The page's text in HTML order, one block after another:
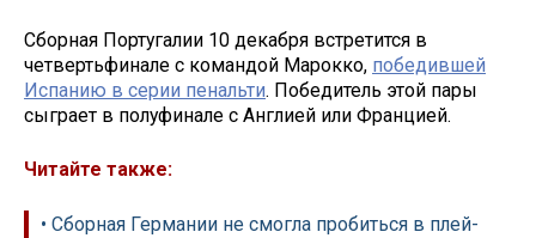
Сборная Португалии 10 декабря встретится в
четвертьфинале с командой Марокко, победившей
Испанию в серии пенальти. Победитель этой пары
сыграет в полуфинале с Англией или Францией.
Читайте также:
• Сборная Германии не смогла пробиться в плей-